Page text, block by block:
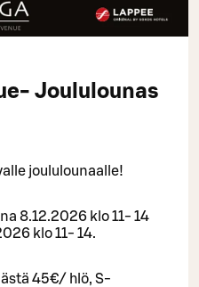
Joululounas
joululounaalle!
8.12.2026 klo 11- 14
klo 11- 14.
45€/ hlö, S-